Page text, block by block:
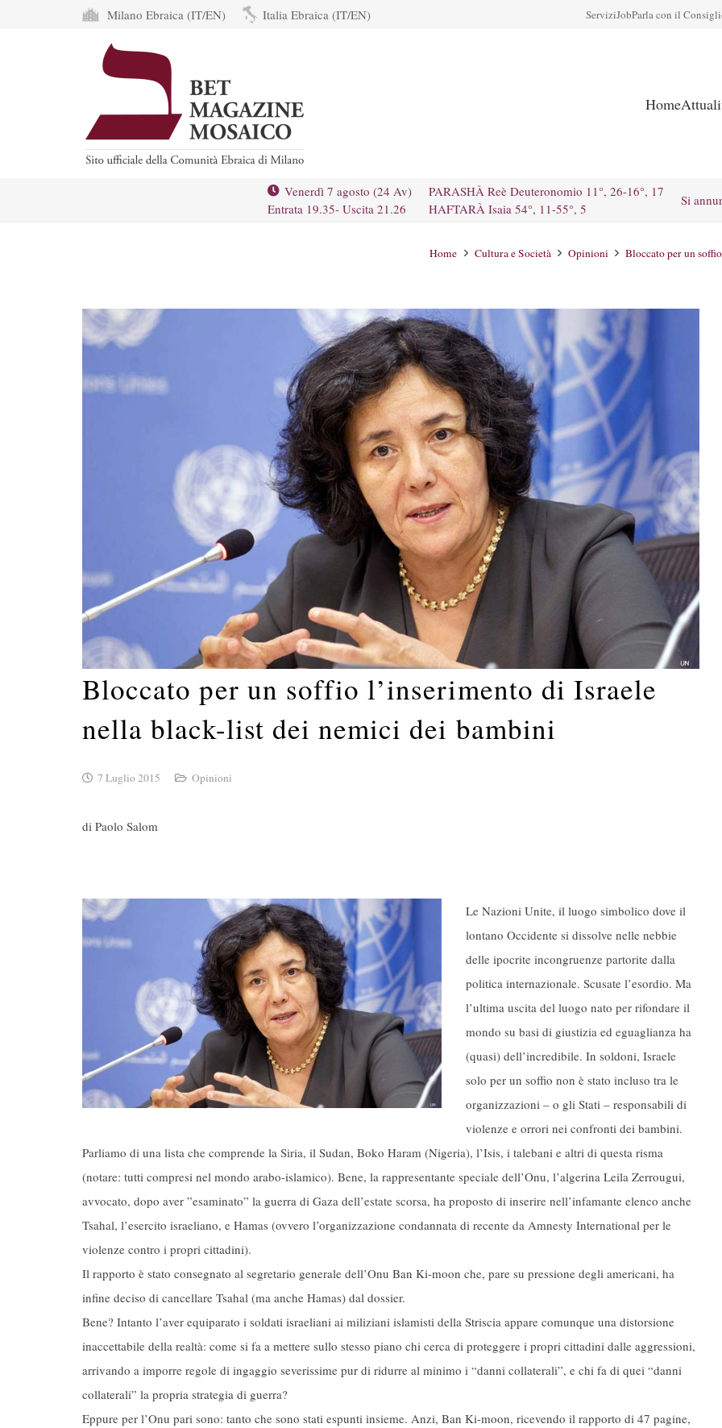
Milano Ebraica (IT/EN) Italia Ebraica (IT/EN) ServiziJobParla con il
Home
Venerdì 7 agosto (24 Av)
Entrata 19.35- Uscita 21.26
PARASHÀ Reè Deuteronomio 11°, 26-16°, 17
HAFTARÀ Isaia 54°, 11-55°, 5
Si
Home Cultura e Società Opinioni Bloccato per un
Bloccato per un soffio l’inserimento di Israele
nella black-list dei nemici dei bambini
7 Luglio 2015 Opinioni
di Paolo Salom
Le Nazioni Unite, il luogo simbolico dove il
lontano Occidente si dissolve nelle nebbie
delle ipocrite incongruenze partorite dalla
politica internazionale. Scusate l’esordio. Ma
l’ultima uscita del luogo nato per rifondare il
mondo su basi di giustizia ed eguaglianza ha
(quasi) dell’incredibile. In soldoni, Israele
solo per un soffio non è stato incluso tra le
organizzazioni – o gli Stati – responsabili di
violenze e orrori nei confronti dei bambini.
Parliamo di una lista che comprende la Siria, il Sudan, Boko Haram (Nigeria), l’Isis, i talebani e altri di questa risma
(notare: tutti compresi nel mondo arabo-islamico). Bene, la rappresentante speciale dell’Onu, l’algerina Leila Zerrougui,
avvocato, dopo aver ”esaminato” la guerra di Gaza dell’estate scorsa, ha proposto di inserire nell’infamante elenco anche
Tsahal, l’esercito israeliano, e Hamas (ovvero l’organizzazione condannata di recente da Amnesty International per le
violenze contro i propri cittadini).
Il rapporto è stato consegnato al segretario generale dell’Onu Ban Ki-moon che, pare su pressione degli americani, ha
infine deciso di cancellare Tsahal (ma anche Hamas) dal dossier.
Bene? Intanto l’aver equiparato i soldati israeliani ai miliziani islamisti della Striscia appare comunque una distorsione
inaccettabile della realtà: come si fa a mettere sullo stesso piano chi cerca di proteggere i propri cittadini dalle aggressioni,
arrivando a imporre regole di ingaggio severissime pur di ridurre al minimo i “danni collaterali”, e chi fa di quei “danni
collaterali” la propria strategia di guerra?
Eppure per l’Onu pari sono: tanto che sono stati espunti insieme. Anzi, Ban Ki-moon, ricevendo il rapporto di 47 pagine,